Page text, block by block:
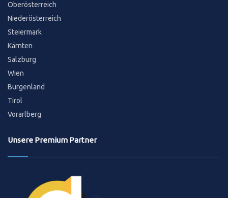
Oberösterreich
Niederösterreich
Steiermark
Kärnten
Salzburg
Wien
Burgenland
Tirol
Vorarlberg
Unsere Premium Partner